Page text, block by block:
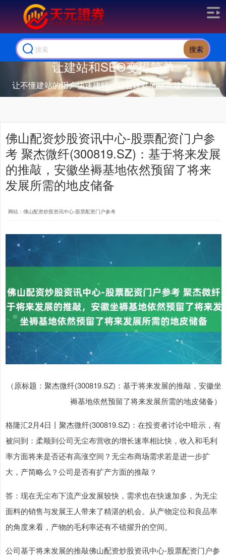
搜索
让建站和SEO变得简单
让不懂建站的用户快速建站，让会建站的提高建站效率！
佛山配资炒股资讯中心-股票配资门户参
考 聚杰微纤(300819.SZ)：基于将来发展
的推敲，安徽坐褥基地依然预留了将来
发展所需的地皮储备
网站：佛山配资炒股资讯中心-股票配资门户参考
（原标题：聚杰微纤(300819.SZ)：基于将来发展的推敲，安徽坐
褥基地依然预留了将来发展所需的地皮储备）
格隆汇2月4日丨聚杰微纤(300819.SZ)：在投资者讨论中暗示，有
被问到：柔顺到公司无尘布营收的增长速率相比快，收入和毛利
率方面将来是否还有高涨空间？无尘布商场需求若是进一步扩
大，产简略么？公司是否有扩产方面的推敲？
答：现在无尘布下流产业发展较快，需求也在快速加多，为无尘
面料的销售与发展王人带来了精湛的机会。从产物定位和良品率
的角度来看，产物的毛利率还有不错擢升的空间。
公司基于将来发展的推敲佛山配资炒股资讯中心-股票配资门户参